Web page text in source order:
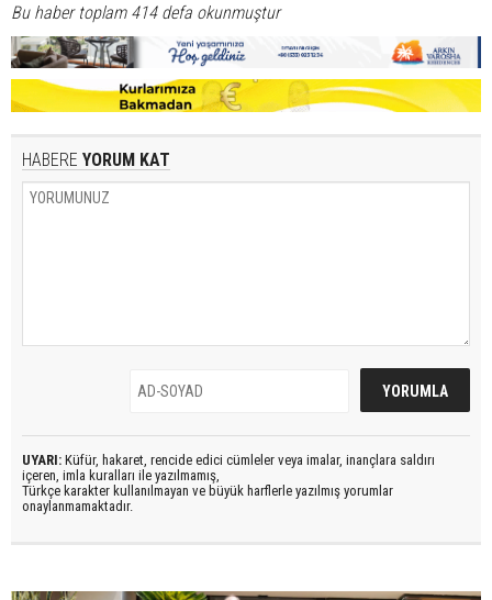
Bu haber toplam 414 defa okunmuştur
HABERE YORUM KAT
UYARI: Küfür, hakaret, rencide edici cümleler veya imalar, inançlara saldırı
içeren, imla kuralları ile yazılmamış,
Türkçe karakter kullanılmayan ve büyük harflerle yazılmış yorumlar
onaylanmamaktadır.